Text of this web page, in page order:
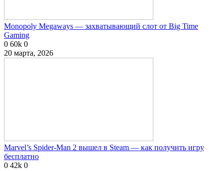
Monopoly Megaways — захватывающий слот от Big Time
Gaming
0 60k 0
20 марта, 2026
Marvel’s Spider-Man 2 вышел в Steam — как получить игру
бесплатно
0 42k 0